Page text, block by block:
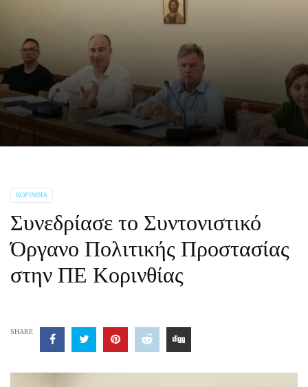
ΚΟΡΙΝΘΊΑ
Συνεδρίασε το Συντονιστικό
Όργανο Πολιτικής Προστασίας
στην ΠΕ Κορινθίας
SHARE